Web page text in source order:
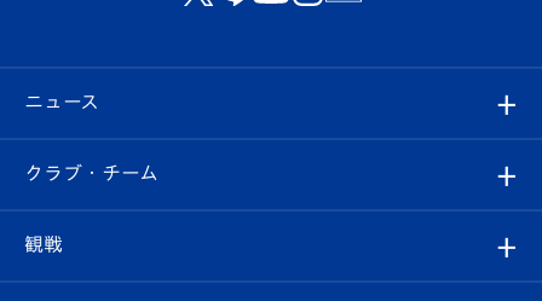
ニュース
すべて
クラブ
クラブ・チーム
観戦